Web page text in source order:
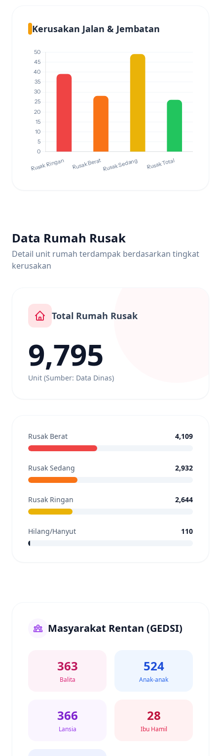
Kerusakan Jalan & Jembatan
Data Rumah Rusak
Detail unit rumah terdampak berdasarkan tingkat
kerusakan
Total Rumah Rusak
9,795
Unit (Sumber: Data Dinas)
Rusak Berat 4,109
Rusak Sedang 2,932
Rusak Ringan 2,644
Hilang/Hanyut 110
Masyarakat Rentan (GEDSI)
363
Balita
524
Anak-anak
366
Lansia
28
Ibu Hamil